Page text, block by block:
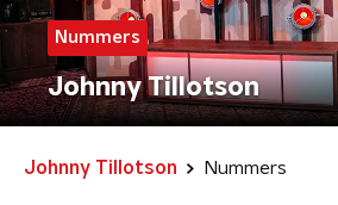
Nummers
Johnny Tillotson
Johnny Tillotson Nummers